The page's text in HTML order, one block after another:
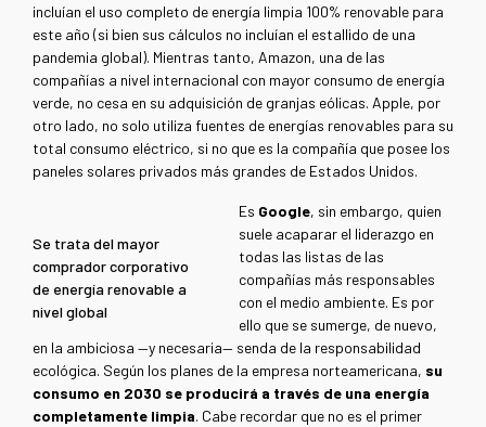
incluían el uso completo de energía limpia 100% renovable para
este año (si bien sus cálculos no incluían el estallido de una
pandemia global). Mientras tanto, Amazon, una de las
compañías a nivel internacional con mayor consumo de energía
verde, no cesa en su adquisición de granjas eólicas. Apple, por
otro lado, no solo utiliza fuentes de energías renovables para su
total consumo eléctrico, si no que es la compañía que posee los
paneles solares privados más grandes de Estados Unidos.
Se trata del mayor
comprador corporativo
de energía renovable a
nivel global
Es Google, sin embargo, quien
suele acaparar el liderazgo en
todas las listas de las
compañías más responsables
con el medio ambiente. Es por
ello que se sumerge, de nuevo,
en la ambiciosa —y necesaria— senda de la responsabilidad
ecológica. Según los planes de la empresa norteamericana, su
consumo en 2030 se producirá a través de una energía
completamente limpia. Cabe recordar que no es el primer